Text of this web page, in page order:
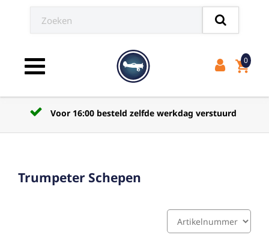
Toggle navigation shopping_cart
0
Voor 16:00 besteld zelfde werkdag verstuurd
Trumpeter Schepen